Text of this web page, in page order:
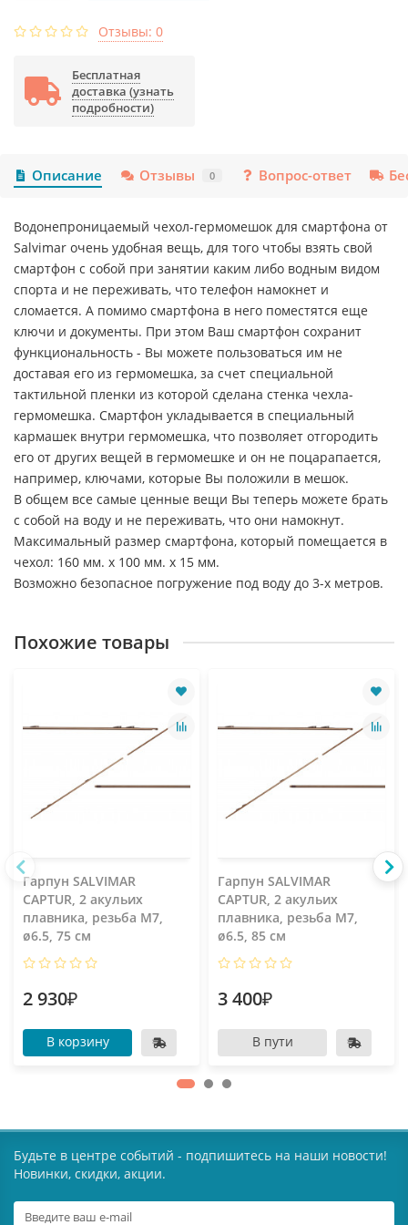
Отзывы: 0
Бесплатная
доставка (узнать
подробности)
Описание Отзывы 0 Вопрос-ответ
Водонепроницаемый чехол-гермомешок для смартфона от
Salvimar очень удобная вещь, для того чтобы взять свой
смартфон с собой при занятии каким либо водным видом
спорта и не переживать, что телефон намокнет и
сломается. А помимо смартфона в него поместятся еще
ключи и документы. При этом Ваш смартфон сохранит
функциональность - Вы можете пользоваться им не
доставая его из гермомешка, за счет специальной
тактильной пленки из которой сделана стенка чехла-
гермомешка. Смартфон укладывается в специальный
кармашек внутри гермомешка, что позволяет отгородить
его от других вещей в гермомешке и он не поцарапается,
например, ключами, которые Вы положили в мешок.
В общем все самые ценные вещи Вы теперь можете брать
с собой на воду и не переживать, что они намокнут.
Максимальный размер смартфона, который помещается в
чехол: 160 мм. х 100 мм. х 15 мм.
Возможно безопасное погружение под воду до 3-х метров.
Похожие товары
Гарпун SALVIMAR
CAPTUR, 2 акульих
плавника, резьба М7,
ø6.5, 75 см
2 930₽
В корзину
Гарпун SALVIMAR
CAPTUR, 2 акульих
плавника, резьба М7,
ø6.5, 85 см
3 400₽
В пути
Будьте в центре событий - подпишитесь на наши новости!
Новинки, скидки, акции.